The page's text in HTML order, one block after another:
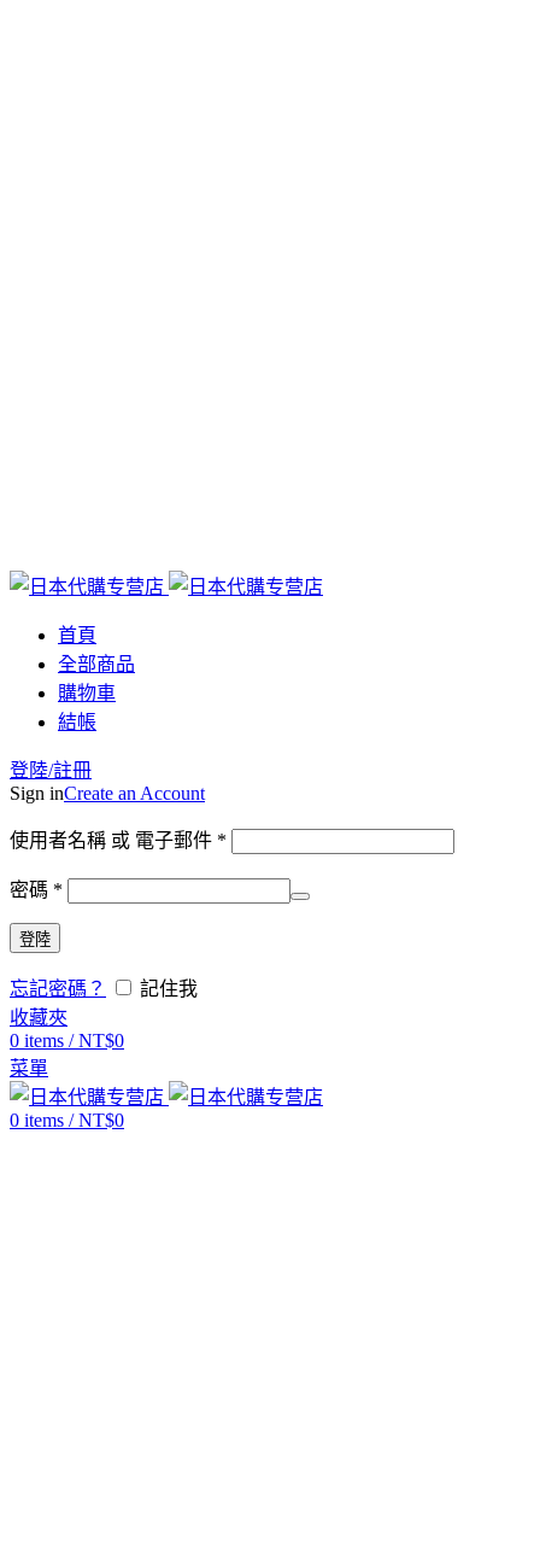
首頁
全部商品
購物車
結帳
登陸/註冊
Sign inCreate an Account
使用者名稱 或 電子郵件 *
密碼 *
登陸
忘記密碼？
記住我
收藏夾
0 items / NT$0
菜單
0 items / NT$0